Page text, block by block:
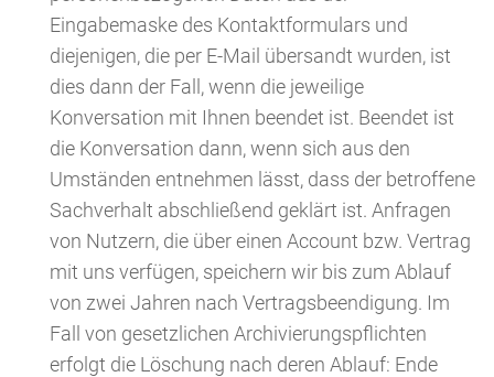
Eingabemaske des Kontaktformulars und
diejenigen, die per E-Mail übersandt wurden, ist
dies dann der Fall, wenn die jeweilige
Konversation mit Ihnen beendet ist. Beendet ist
die Konversation dann, wenn sich aus den
Umständen entnehmen lässt, dass der betroffene
Sachverhalt abschließend geklärt ist. Anfragen
von Nutzern, die über einen Account bzw. Vertrag
mit uns verfügen, speichern wir bis zum Ablauf
von zwei Jahren nach Vertragsbeendigung. Im
Fall von gesetzlichen Archivierungspflichten
erfolgt die Löschung nach deren Ablauf: Ende